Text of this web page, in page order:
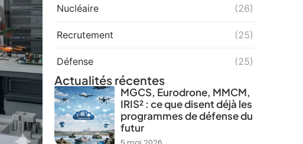
Nucléaire (26)
Recrutement (25)
Défense (25)
Actualités récentes
MGCS, Eurodrone, MMCM,
IRIS² : ce que disent déjà les
programmes de défense du
futur